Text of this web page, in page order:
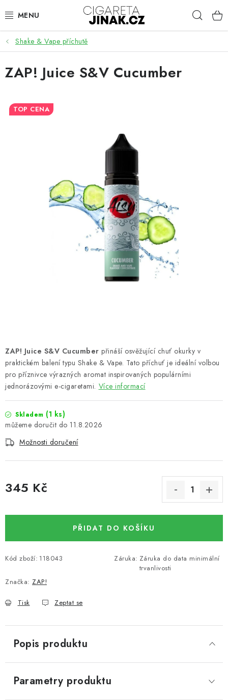
na
ELEKTRONICKÉ CIGARETY
BÁZE A BOOSTERY
PŘÍSLUŠENSTVÍ A OSTATNÍ
Obchodní podmínky
Shake & Vape příchutě
ZAP! Juice S&V Cucumber přináší osvěžující chuť okurky v
praktickém balení typu Shake & Vape. Tato příchuť je ideální volbou
pro příznivce výrazných aromat inspirovaných populárními
jednorázovými e-cigaretami. Více informací
Skladem (1 ks)
11.8.2026
Možnosti doručení
345 Kč
PŘIDAT DO KOŠÍKU
Kód zboží: 118043 Záruka: Záruka do data minimální
trvanlivosti
Značka: ZAP!
Tisk Zeptat se
ZAP! Juice S&V Cucumber
TOP CENA
Popis produktu
Parametry produktu